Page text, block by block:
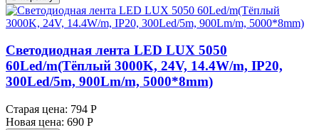
Светодиодная лента LED LUX 5050
60Led/m(Тёплый 3000K, 24V, 14.4W/m, IP20,
300Led/5m, 900Lm/m, 5000*8mm)
Старая цена: 794 Р
Новая цена: 690 Р